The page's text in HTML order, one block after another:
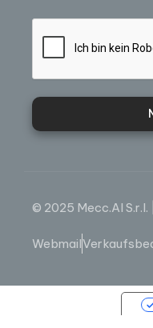
© 2025 Mecc.Al S.r.l.
Webmail